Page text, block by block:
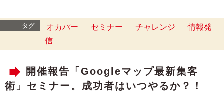
タグ オカパー セミナー チャレンジ
情報発
信
開催報告「Googleマップ最新集客
術」セミナー。成功者はいつやるか？！